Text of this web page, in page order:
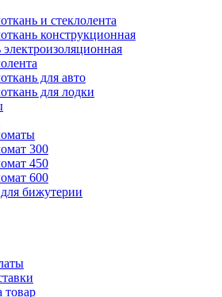
и стеклолента
конструкционная
электроизоляционная
для авто
для лодки
300
450
600
бижутерии
товар